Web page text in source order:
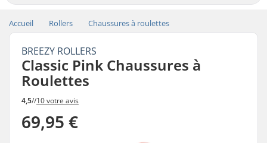
Accueil Rollers Chaussures à roulettes
BREEZY ROLLERS
Classic Pink Chaussures à
Roulettes
4,5//10 votre avis
69,95 €